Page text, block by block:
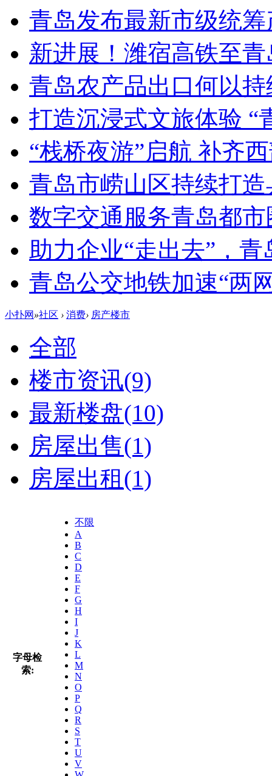
青岛发布最新市级统
新进展！潍宿高铁至
青岛农产品出口何以持
打造沉浸式文旅体验 “
“栈桥夜游”启航 补齐
青岛市崂山区持续打
数字交通服务青岛都
助力企业“走出去”，
青岛公交地铁加速“两
小扑网 »社区 › 消费› 房产楼市
全部
楼市资讯(9)
最新楼盘(10)
房屋出售(1)
房屋出租(1)
字母检
索:
不限
A
B
C
D
E
F
G
H
I
J
K
L
M
N
O
P
Q
R
S
T
U
V